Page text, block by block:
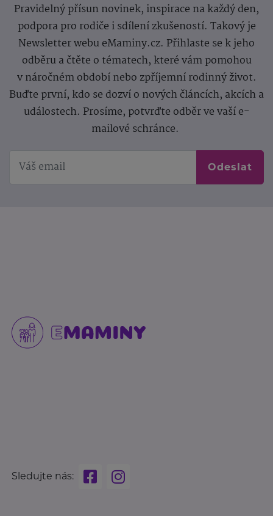
Pravidelný přísun novinek, inspirace na každý den,
podpora pro rodiče i sdílení zkušeností. Takový je
Newsletter webu eMaminy.cz. Přihlaste se k jeho
odběru a čtěte o tématech, které vám pomohou
v náročném období nebo zpříjemní rodinný život.
Buďte první, kdo se dozví o nových článcích, akcích a
událostech. Prosíme, potvrďte odběr ve vaší e-
mailové schránce.
Odeslat
Sledujte nás: